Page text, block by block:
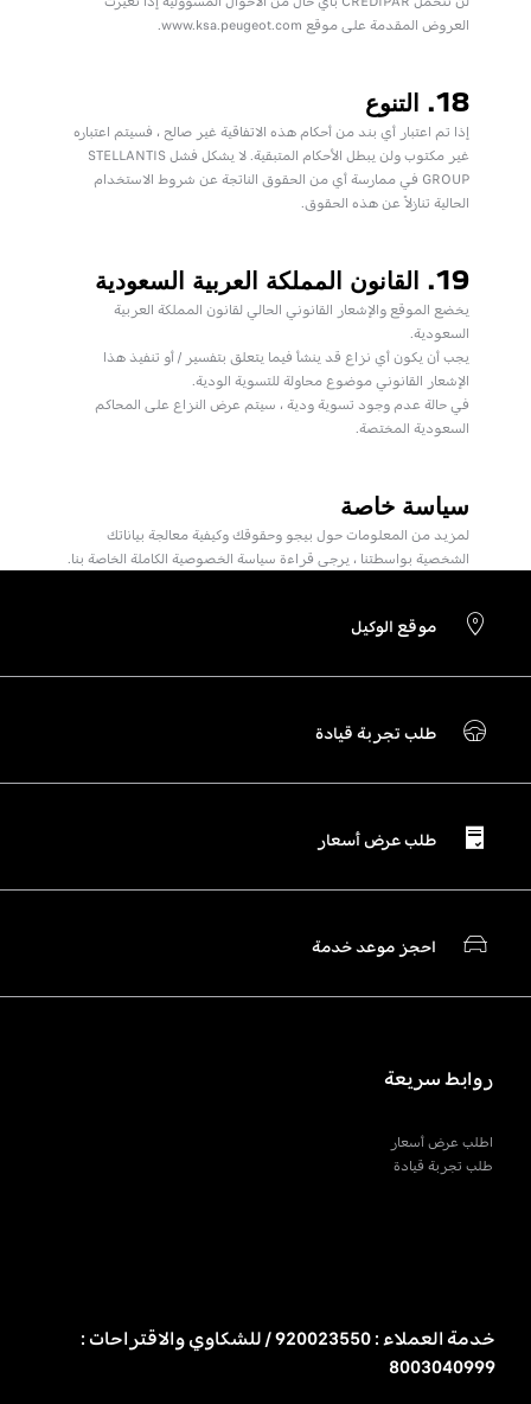
العروض المقدمة على موقع www.ksa.peugeot.com.
18. التنوع
إذا تم اعتبار أي بند من أحكام هذه الاتفاقية غير صالح ، فسيتم اعتباره
غير مكتوب ولن يبطل الأحكام المتبقية. لا يشكل فشل STELLANTIS
GROUP في ممارسة أي من الحقوق الناتجة عن شروط الاستخدام
الحالية تنازلاً عن هذه الحقوق.
19. القانون المملكة العربية السعودية
يخضع الموقع والإشعار القانوني الحالي لقانون المملكة العربية
السعودية.
يجب أن يكون أي نزاع قد ينشأ فيما يتعلق بتفسير / أو تنفيذ هذا
الإشعار القانوني موضوع محاولة للتسوية الودية.
في حالة عدم وجود تسوية ودية ، سيتم عرض النزاع على المحاكم
السعودية المختصة.
سياسة خاصة
لمزيد من المعلومات حول بيجو وحقوقك وكيفية معالجة بياناتك
الشخصية بواسطتنا ، يرجى قراءة سياسة الخصوصية الكاملة الخاصة بنا.
موقع الوكيل
طلب تجربة قيادة
طلب عرض أسعار
احجز موعد خدمة
روابط سريعة
اطلب عرض أسعار
طلب تجربة قيادة
خدمة العملاء : 920023550 / للشكاوي والاقتراحات :
8003040999